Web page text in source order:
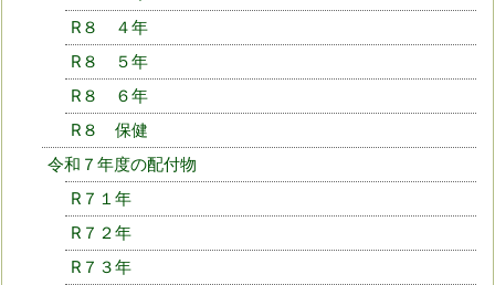
R８ ４年
R８ ５年
R８ ６年
R８ 保健
令和７年度の配付物
R７１年
R７２年
R７３年